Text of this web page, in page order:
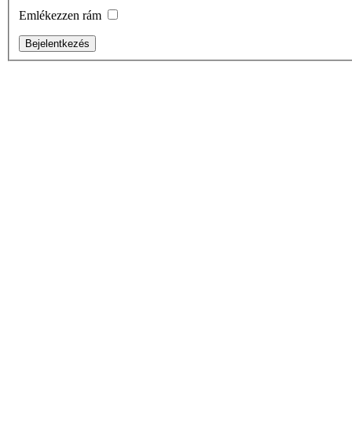
Emlékezzen rám